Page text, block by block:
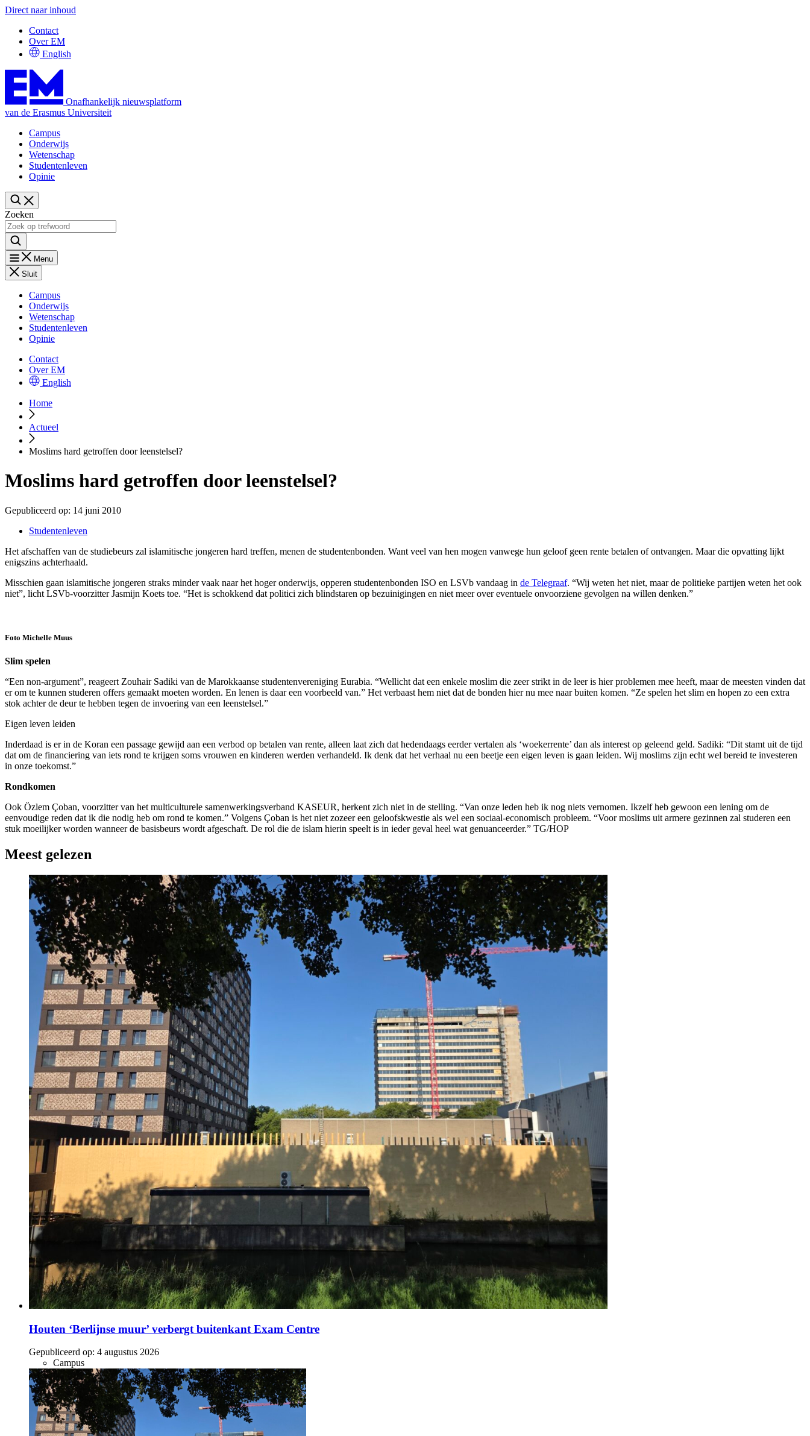
Direct naar inhoud
Contact
Over EM
English
Onafhankelijk nieuwsplatform
van de Erasmus Universiteit
Campus
Onderwijs
Wetenschap
Studentenleven
Opinie
Zoeken
Menu
Sluit
Campus
Onderwijs
Wetenschap
Studentenleven
Opinie
Contact
Over EM
English
Home
Actueel
Moslims hard getroffen door leenstelsel?
Moslims hard getroffen door leenstelsel?
Gepubliceerd op: 14 juni 2010
Studentenleven
Het afschaffen van de studiebeurs zal islamitische jongeren hard treffen, menen de studentenbonden. Want veel van hen mogen vanwege hun geloof geen rente betalen of ontvangen. Maar die opvatting lijkt
enigszins achterhaald.
Misschien gaan islamitische jongeren straks minder vaak naar het hoger onderwijs, opperen studentenbonden ISO en LSVb vandaag in de Telegraaf. “Wij weten het niet, maar de politieke partijen weten het ook
niet”, licht LSVb-voorzitter Jasmijn Koets toe. “Het is schokkend dat politici zich blindstaren op bezuinigingen en niet meer over eventuele onvoorziene gevolgen na willen denken.”
Foto Michelle Muus
Slim spelen
“Een non-argument”, reageert Zouhair Sadiki van de Marokkaanse studentenvereniging Eurabia. “Wellicht dat een enkele moslim die zeer strikt in de leer is hier problemen mee heeft, maar de meesten vinden dat
er om te kunnen studeren offers gemaakt moeten worden. En lenen is daar een voorbeeld van.” Het verbaast hem niet dat de bonden hier nu mee naar buiten komen. “Ze spelen het slim en hopen zo een extra
stok achter de deur te hebben tegen de invoering van een leenstelsel.”
Eigen leven leiden
Inderdaad is er in de Koran een passage gewijd aan een verbod op betalen van rente, alleen laat zich dat hedendaags eerder vertalen als ‘woekerrente’ dan als interest op geleend geld. Sadiki: “Dit stamt uit de tijd
dat om de financiering van iets rond te krijgen soms vrouwen en kinderen werden verhandeld. Ik denk dat het verhaal nu een beetje een eigen leven is gaan leiden. Wij moslims zijn echt wel bereid te investeren
in onze toekomst.”
Rondkomen
Ook Özlem Çoban, voorzitter van het multiculturele samenwerkingsverband KASEUR, herkent zich niet in de stelling. “Van onze leden heb ik nog niets vernomen. Ikzelf heb gewoon een lening om de
eenvoudige reden dat ik die nodig heb om rond te komen.” Volgens Çoban is het niet zozeer een geloofskwestie als wel een sociaal-economisch probleem. “Voor moslims uit armere gezinnen zal studeren een
stuk moeilijker worden wanneer de basisbeurs wordt afgeschaft. De rol die de islam hierin speelt is in ieder geval heel wat genuanceerder.” TG/HOP
Meest gelezen
Houten ‘Berlijnse muur’ verbergt buitenkant Exam Centre
Gepubliceerd op: 4 augustus 2026
Campus